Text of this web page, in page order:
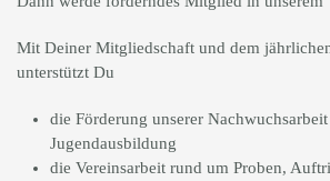
Mit Deiner Mitgliedschaft und dem
unterstützt Du
die Förderung unserer
Jugendausbildung
die Vereinsarbeit rund um Proben,